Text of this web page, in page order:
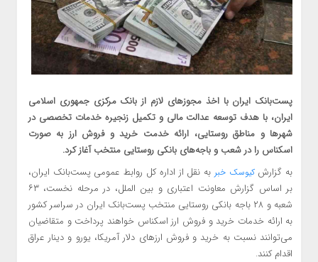
پست‌بانک ایران با اخذ مجوزهای لازم از بانک مرکزی جمهوری اسلامی
ایران، با هدف توسعه عدالت مالی و تکمیل زنجیره خدمات تخصصی در
شهرها و مناطق روستایی، ارائه خدمت خرید و فروش ارز به صورت
اسکناس را در شعب و باجه‌های بانکی روستایی منتخب آغاز کرد.
به گزارشکیوسک خبر به نقل از اداره کل روابط عمومی پست‌بانک ایران،
بر اساس گزارش معاونت اعتباری و بین الملل، در مرحله نخست، ۶۳
شعبه و ۲۸ باجه بانکی روستایی منتخب پست‌بانک ایران در سراسر کشور
به ارائه خدمات خرید و فروش ارز اسکناس خواهند پرداخت و متقاضیان
می‌توانند نسبت به خرید و فروش ارزهای دلار آمریکا، یورو و دینار عراق
اقدام کنند.